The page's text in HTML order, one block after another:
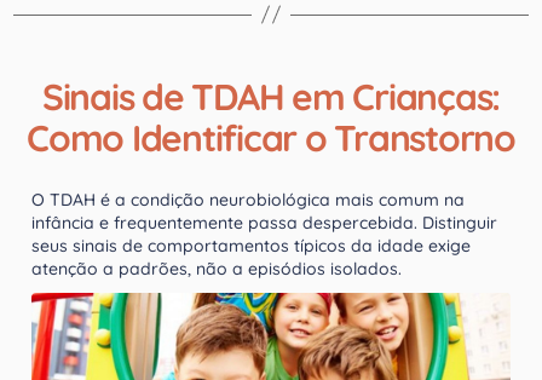
Sinais de TDAH em Crianças:
Como Identificar o Transtorno
O TDAH é a condição neurobiológica mais comum na
infância e frequentemente passa despercebida. Distinguir
seus sinais de comportamentos típicos da idade exige
atenção a padrões, não a episódios isolados.